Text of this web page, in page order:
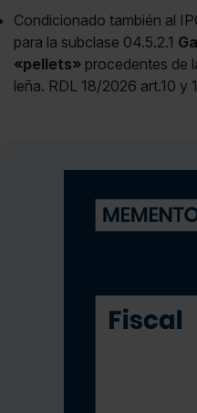
Condicionado también al
para la subclase 04.5.2.1
«pellets» procedentes de
leña. RDL 18/2026 art.10 y